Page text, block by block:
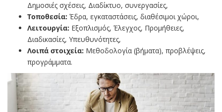
Δημοσιές σχέσεις, Διαδίκτυο, συνεργασίες,
Τοποθεσία: Έδρα, εγκαταστάσεις, διαθέσιμοι χώροι,
Λειτουργία: Εξοπλισμός, Έλεγχος, Προμήθειες,
Διαδικασίες, Υπευθυνότητες,
Λοιπά στοιχεία: Μεθοδολογία (βήματα), προβλέψεις,
προγράμματα.